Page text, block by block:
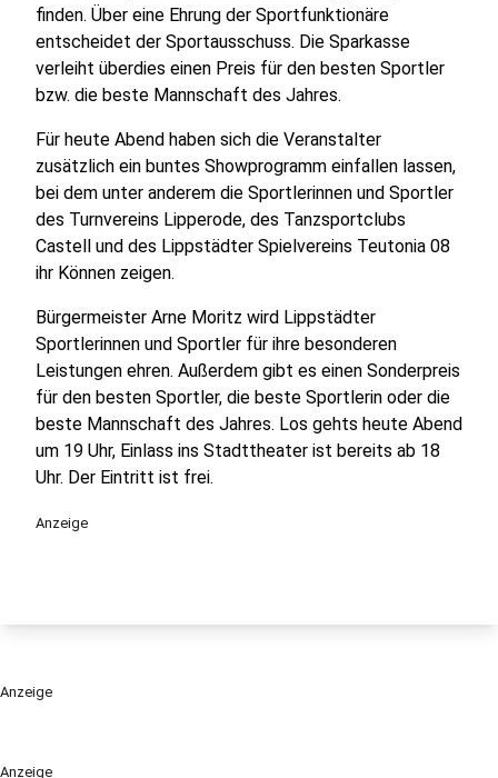
Anzeige
finden. Über eine Ehrung der Sportfunktionäre
entscheidet der Sportausschuss. Die Sparkasse
verleiht überdies einen Preis für den besten Sportler
bzw. die beste Mannschaft des Jahres.
Für heute Abend haben sich die Veranstalter
zusätzlich ein buntes Showprogramm einfallen lassen,
bei dem unter anderem die Sportlerinnen und Sportler
des Turnvereins Lipperode, des Tanzsportclubs
Castell und des Lippstädter Spielvereins Teutonia 08
ihr Können zeigen.
Bürgermeister Arne Moritz wird Lippstädter
Sportlerinnen und Sportler für ihre besonderen
Leistungen ehren. Außerdem gibt es einen Sonderpreis
für den besten Sportler, die beste Sportlerin oder die
beste Mannschaft des Jahres. Los gehts heute Abend
um 19 Uhr, Einlass ins Stadttheater ist bereits ab 18
Uhr. Der Eintritt ist frei.
Anzeige
Anzeige